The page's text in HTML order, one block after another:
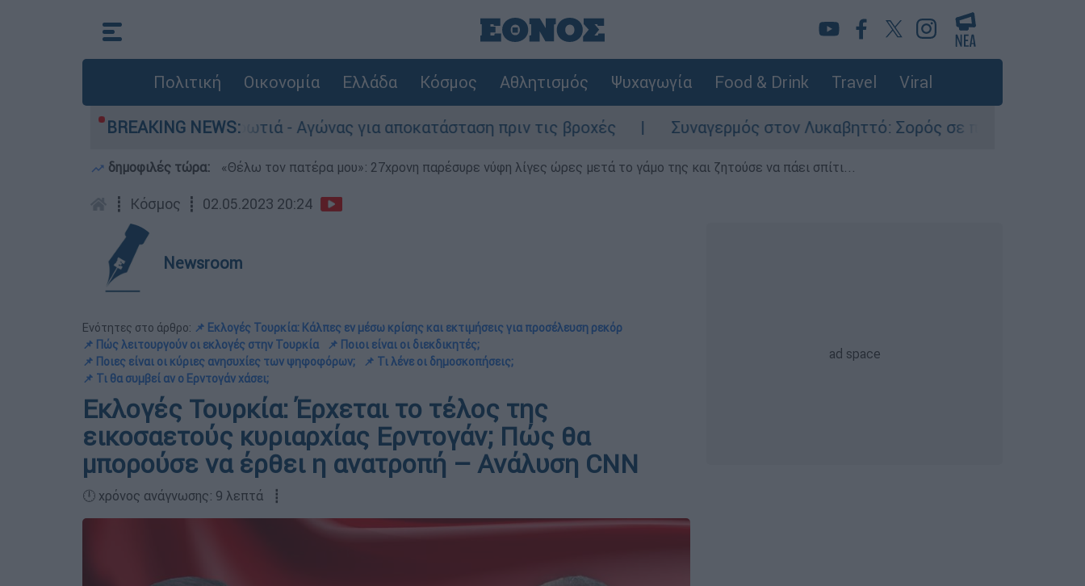
Πολιτική Οικονομία Ελλάδα Κόσμος Αθλητισμός Ψυχαγωγία Food & Drink Travel Viral
BREAKING NEWS:
μετά τη φωτιά - Αγώνας για αποκατάσταση πριν τις βροχές Συναγερμός στον Λυκαβηττό: Σορός σε προχωρημένη σήψη
δημοφιλές τώρα: «Θέλω τον πατέρα μου»: 27χρονη παρέσυρε νύφη λίγες ώρες μετά το γάμο της και ζητούσε να πάει σπίτι...
┋ Κόσμος ┋ 02.05.2023 20:24
Newsroom
Ενότητες στο άρθρο: 📌 Εκλογές Τουρκία: Κάλπες εν μέσω κρίσης και εκτιμήσεις για προσέλευση ρεκόρ
📌 Πώς λειτουργούν οι εκλογές στην Τουρκία
📌 Ποιοι είναι οι διεκδικητές;
📌 Ποιες είναι οι κύριες ανησυχίες των ψηφοφόρων;
📌 Τι λένε οι δημοσκοπήσεις;
📌 Τι θα συμβεί αν ο Ερντογάν χάσει;
Εκλογές Τουρκία: Έρχεται το τέλος της
εικοσαετούς κυριαρχίας Ερντογάν; Πώς θα
μπορούσε να έρθει η ανατροπή – Ανάλυση CNN
🕛 χρόνος ανάγνωσης: 9 λεπτά ┋